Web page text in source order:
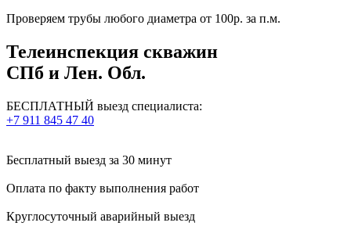
Проверяем трубы любого диаметра от 100р. за п.м.
Телеинспекция скважин
СПб и Лен. Обл.
БЕСПЛАТНЫЙ выезд специалиста:
+7 911 845 47 40
Бесплатный выезд за 30 минут
Оплата по факту выполнения работ
Круглосуточный аварийный выезд